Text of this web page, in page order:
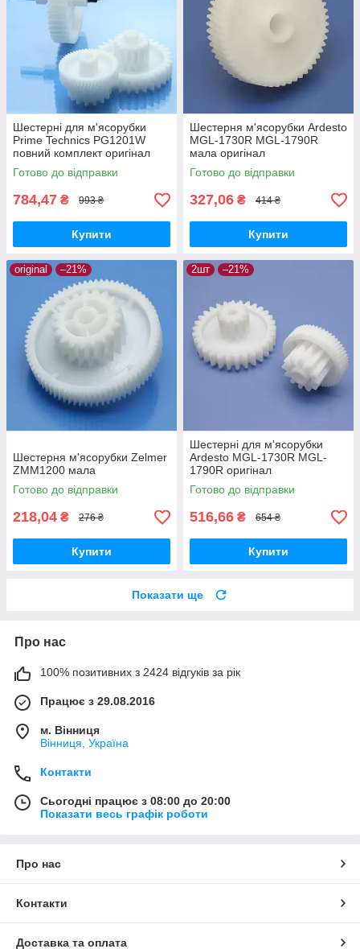
Шестерні для м'ясорубки
Prime Technics PG1201W
повний комплект оригінал
харчовий пластик
Готово до відправки
784,47 ₴ 993 ₴
Купити
Шестерня м'ясорубки Ardesto
MGL-1730R MGL-1790R
мала оригінал
Готово до відправки
327,06 ₴ 414 ₴
Купити
original –21%
Шестерня м'ясорубки Zelmer
ZMM1200 мала
Готово до відправки
218,04 ₴ 276 ₴
Купити
2шт –21%
Шестерні для м'ясорубки
Ardesto MGL-1730R MGL-
1790R оригінал
Готово до відправки
516,66 ₴ 654 ₴
Купити
Показати ще
Про нас
100% позитивних з 2424 відгуків за рік
Працює з 29.08.2016
м. Вінниця
Вінниця, Україна
Контакти
Сьогодні працює з 08:00 до 20:00
Показати весь графік роботи
Про нас
Контакти
Доставка та оплата